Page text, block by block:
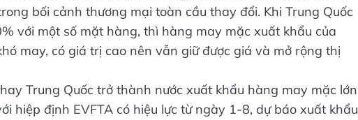
bối cảnh thương mại toàn cầu thay đổi. Khi Trung Quốc
với một số mặt hàng, thì hàng may mặc xuất khẩu của
may, có giá trị cao nên vẫn giữ được giá và mở rộng thị
Trung Quốc trở thành nước xuất khẩu hàng may mặc lớn
hiệp định EVFTA có hiệu lực từ ngày 1-8, dự báo xuất khẩu